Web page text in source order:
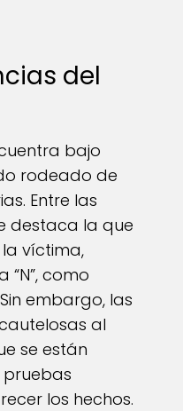
del
bajo
rodeado de
Entre las
destaca la que
víctima,
como
embargo, las
al
se están
los hechos.